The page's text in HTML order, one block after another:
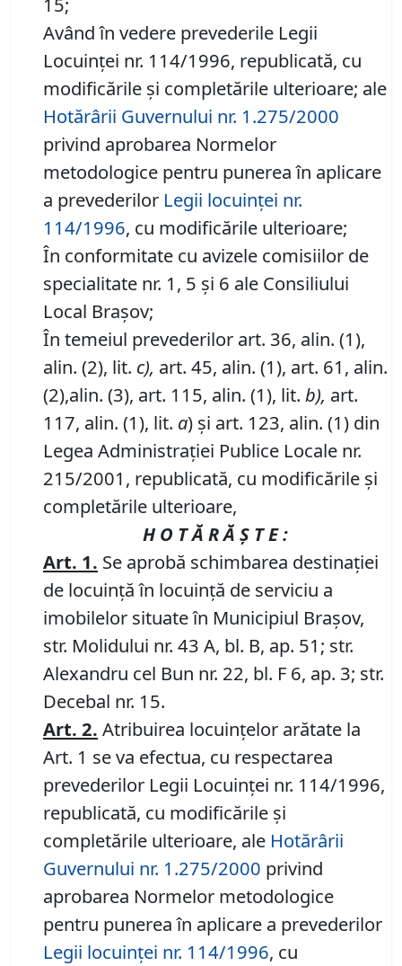
Având în vedere prevederile Legii
Locuinţei nr. 114/1996, republicată, cu
modificările şi completările ulterioare; ale
Hotărârii Guvernului nr. 1.275/2000
privind aprobarea Normelor
metodologice pentru punerea în aplicare
a prevederilor Legii locuinţei nr.
114/1996, cu modificările ulterioare;
În conformitate cu avizele comisiilor de
specialitate nr. 1, 5 şi 6 ale Consiliului
Local Braşov;
În temeiul prevederilor art. 36, alin. (1),
alin. (2), lit. c), art. 45, alin. (1), art. 61, alin.
(2),alin. (3), art. 115, alin. (1), lit. b), art.
117, alin. (1), lit. a) şi art. 123, alin. (1) din
Legea Administraţiei Publice Locale nr.
215/2001, republicată, cu modificările şi
completările ulterioare,
H O T Ă R Ă Ş T E :
Art. 1. Se aprobă schimbarea destinaţiei
de locuinţă în locuinţă de serviciu a
imobilelor situate în Municipiul Braşov,
str. Molidului nr. 43 A, bl. B, ap. 51; str.
Alexandru cel Bun nr. 22, bl. F 6, ap. 3; str.
Decebal nr. 15.
Art. 2. Atribuirea locuinţelor arătate la
Art. 1 se va efectua, cu respectarea
prevederilor Legii Locuinţei nr. 114/1996,
republicată, cu modificările şi
completările ulterioare, ale Hotărârii
Guvernului nr. 1.275/2000 privind
aprobarea Normelor metodologice
pentru punerea în aplicare a prevederilor
Legii locuinţei nr. 114/1996, cu